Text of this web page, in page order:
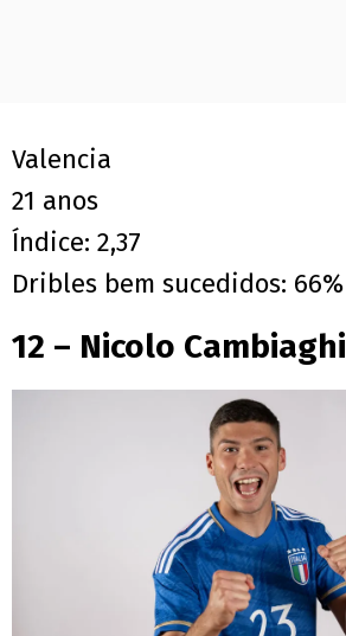
Valencia
21 anos
Índice: 2,37
Dribles bem sucedidos: 66%
12 – Nicolo Cambiaghi